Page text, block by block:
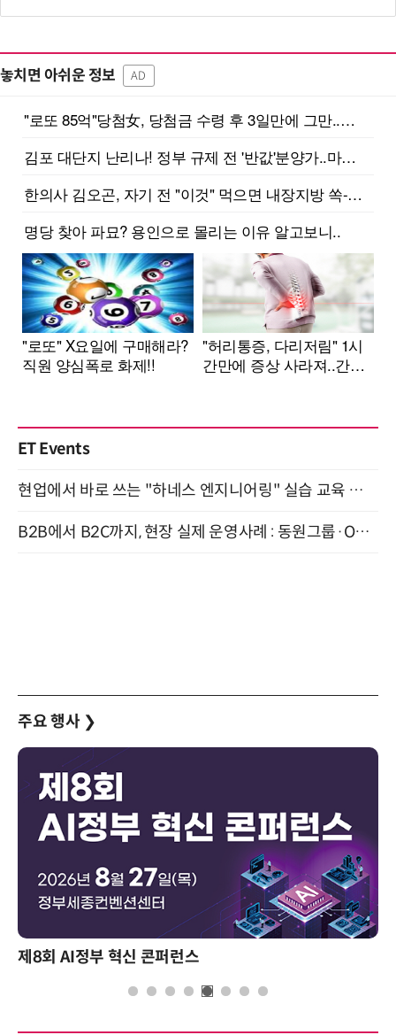
놓치면 아쉬운 정보 AD
ET Events
현업에서 바로 쓰는 "하네스 엔지니어링" 실습 교육 워크숍 8월 20일 개최
B2B에서 B2C까지, 현장 실제 운영사례 : 동원그룹·OCI·다이닝브랜즈그룹·당근 (8/27)
주요 행사 ❯
제8회 AI정부 혁신 콘퍼런스